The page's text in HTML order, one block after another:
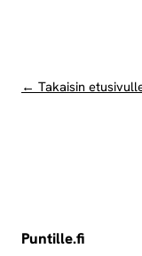
← Takaisin
Puntille.fi